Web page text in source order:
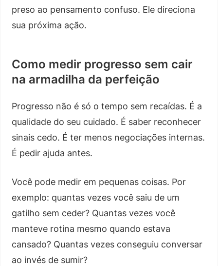
preso ao pensamento confuso. Ele direciona
sua próxima ação.
Como medir progresso sem cair
na armadilha da perfeição
Progresso não é só o tempo sem recaídas. É a
qualidade do seu cuidado. É saber reconhecer
sinais cedo. É ter menos negociações internas.
É pedir ajuda antes.
Você pode medir em pequenas coisas. Por
exemplo: quantas vezes você saiu de um
gatilho sem ceder? Quantas vezes você
manteve rotina mesmo quando estava
cansado? Quantas vezes conseguiu conversar
ao invés de sumir?